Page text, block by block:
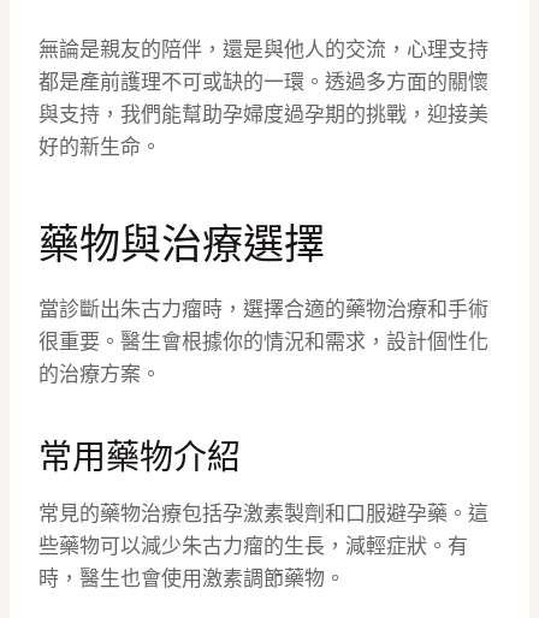
無論是親友的陪伴，還是與他人的交流，心理支持
都是產前護理不可或缺的一環。透過多方面的關懷
與支持，我們能幫助孕婦度過孕期的挑戰，迎接美
好的新生命。
藥物與治療選擇
當診斷出朱古力瘤時，選擇合適的藥物治療和手術
很重要。醫生會根據你的情況和需求，設計個性化
的治療方案。
常用藥物介紹
常見的藥物治療包括孕激素製劑和口服避孕藥。這
些藥物可以減少朱古力瘤的生長，減輕症狀。有
時，醫生也會使用激素調節藥物。